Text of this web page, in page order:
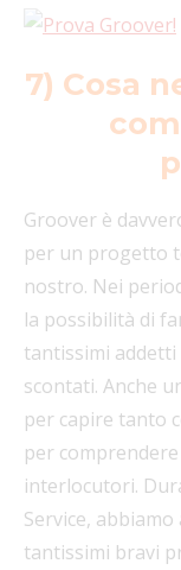
7) Cosa
Groover è
per un progetto
nostro. Nei
la possibilità di
tantissimi
scontati. Anche
per capire tanto
per
interlocutori.
Service,
tantissimi bravi